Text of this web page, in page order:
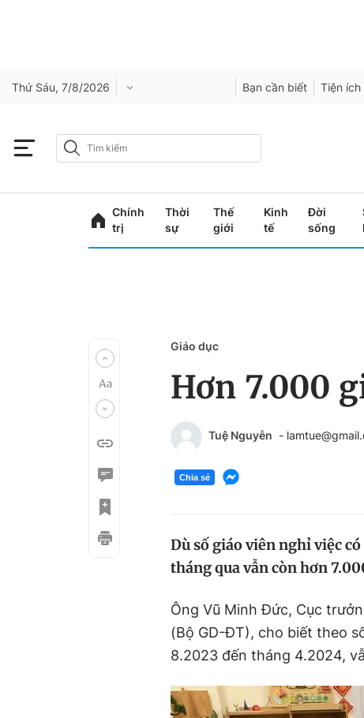
Thứ Sáu, 7/8/2026 Bạn cần biết Tiện ích
Chính
trị
Thời
sự
Thế
giới
Kinh
tế
Đời
sống
Giáo dục
Hơn 7.000
Tuệ Nguyễn -
Chia sẻ
Dù số giáo viên nghỉ việc
tháng qua vẫn còn hơn
Ông Vũ Minh Đức, Cục
(Bộ GD-ĐT), cho biết theo
8.2023 đến tháng 4.2024,